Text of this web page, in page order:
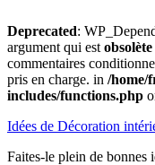
Deprecated:
argument qui est obsolète
commentaires
pris en charge. in /home/
includes/functions.php
au
Idées de Décoration
Faites-le plein de bonnes